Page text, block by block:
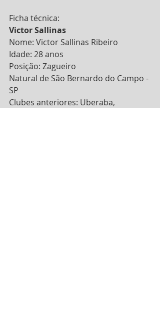
Ficha técnica:
Victor Sallinas
Nome: Victor Sallinas Ribeiro
Idade: 28 anos
Posição: Zagueiro
Natural de São Bernardo do Campo -
SP
Clubes anteriores: Uberaba,